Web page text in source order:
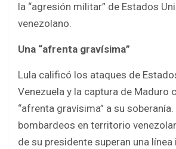
la “agresión militar” de Estados
venezolano.
Una “afrenta gravísima”
Lula calificó los ataques de
Venezuela y la captura de Maduro
“afrenta gravísima” a su soberanía.
bombardeos en territorio
de su presidente superan una línea